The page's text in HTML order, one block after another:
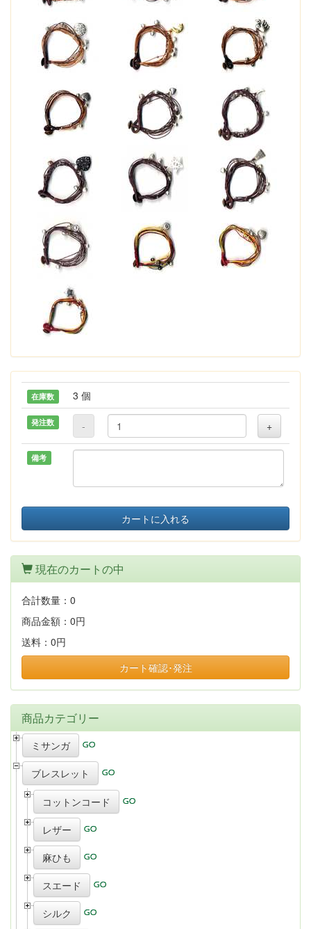
在庫数 3 個
発注数 - +
備考
カートに入れる
現在のカートの中
合計数量： 0
商品金額： 0円
送料： 0円
カート確認･発注
商品カテゴリー
ミサンガ
ブレスレット
コットンコード
レザー
麻ひも
スエード
シルク